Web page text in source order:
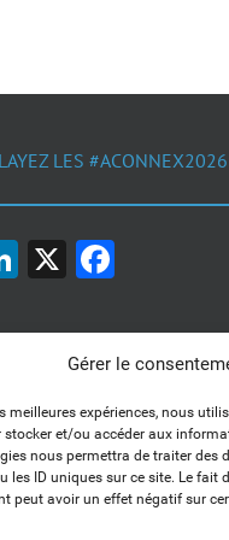
Gérer le
meilleures expériences, nous
stocker et/ou accéder aux
nous permettra de traiter des
les ID uniques sur ce site. Le fait
peut avoir un effet négatif sur
LES
LinkedIn
X
1, 2, 3...
Découvrez nos kits